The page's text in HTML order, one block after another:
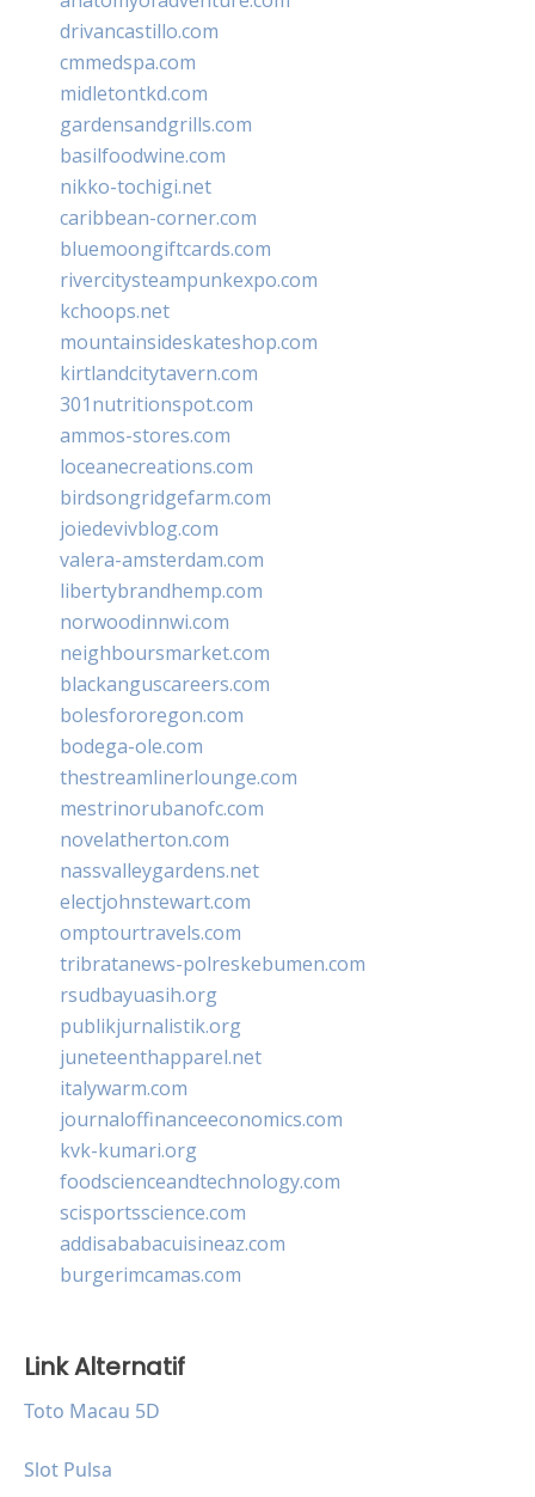
drivancastillo.com
cmmedspa.com
midletontkd.com
gardensandgrills.com
basilfoodwine.com
nikko-tochigi.net
caribbean-corner.com
bluemoongiftcards.com
rivercitysteampunkexpo.com
kchoops.net
mountainsideskateshop.com
kirtlandcitytavern.com
301nutritionspot.com
ammos-stores.com
loceanecreations.com
birdsongridgefarm.com
joiedevivblog.com
valera-amsterdam.com
libertybrandhemp.com
norwoodinnwi.com
neighboursmarket.com
blackanguscareers.com
bolesfororegon.com
bodega-ole.com
thestreamlinerlounge.com
mestrinorubanofc.com
novelatherton.com
nassvalleygardens.net
electjohnstewart.com
omptourtravels.com
tribratanews-polreskebumen.com
rsudbayuasih.org
publikjurnalistik.org
juneteenthapparel.net
italywarm.com
journaloffinanceeconomics.com
kvk-kumari.org
foodscienceandtechnology.com
scisportsscience.com
addisababacuisineaz.com
burgerimcamas.com
Link Alternatif
Toto Macau 5D
Slot Pulsa